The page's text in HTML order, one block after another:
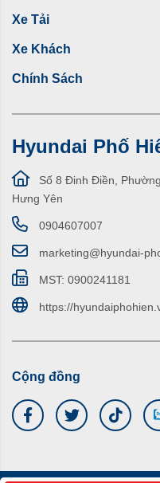
Xe Tải
Xe Khách
Chính Sách
Hyundai Phố
Số 8 Đinh Điền,
Hưng Yên
0904607007
marketing@hyundai-
MST: 0900241181
https://
Cộng đồng